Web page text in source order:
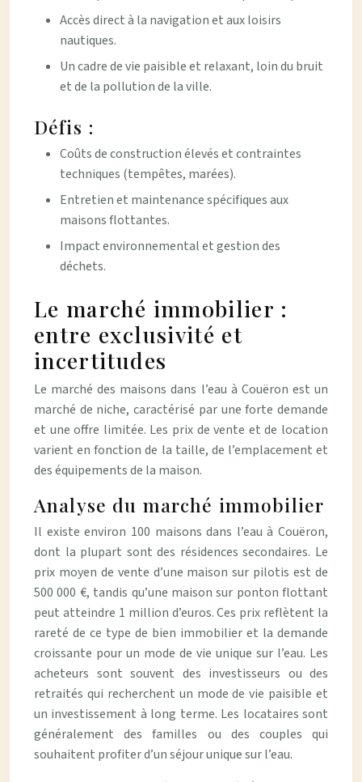
Accès direct à la navigation et aux loisirs
nautiques.
Un cadre de vie paisible et relaxant, loin du bruit
et de la pollution de la ville.
Défis :
Coûts de construction élevés et contraintes
techniques (tempêtes, marées).
Entretien et maintenance spécifiques aux
maisons flottantes.
Impact environnemental et gestion des
déchets.
Le marché immobilier :
entre exclusivité et
incertitudes
Le marché des maisons dans l’eau à Couëron est un
marché de niche, caractérisé par une forte demande
et une offre limitée. Les prix de vente et de location
varient en fonction de la taille, de l’emplacement et
des équipements de la maison.
Analyse du marché immobilier
Il existe environ 100 maisons dans l’eau à Couëron,
dont la plupart sont des résidences secondaires. Le
prix moyen de vente d’une maison sur pilotis est de
500 000 €, tandis qu’une maison sur ponton flottant
peut atteindre 1 million d’euros. Ces prix reflètent la
rareté de ce type de bien immobilier et la demande
croissante pour un mode de vie unique sur l’eau. Les
acheteurs sont souvent des investisseurs ou des
retraités qui recherchent un mode de vie paisible et
un investissement à long terme. Les locataires sont
généralement des familles ou des couples qui
souhaitent profiter d’un séjour unique sur l’eau.